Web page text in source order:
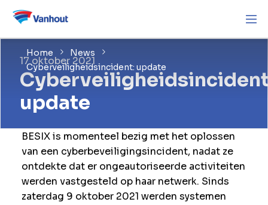
Home
News
Cyberveiligheidsincident: update
17 oktober 2021
update
BESIX is momenteel bezig met het oplossen
van een cyberbeveiligingsincident, nadat ze
ontdekte dat er ongeautoriseerde activiteiten
werden vastgesteld op haar netwerk. Sinds
zaterdag 9 oktober 2021 werden systemen